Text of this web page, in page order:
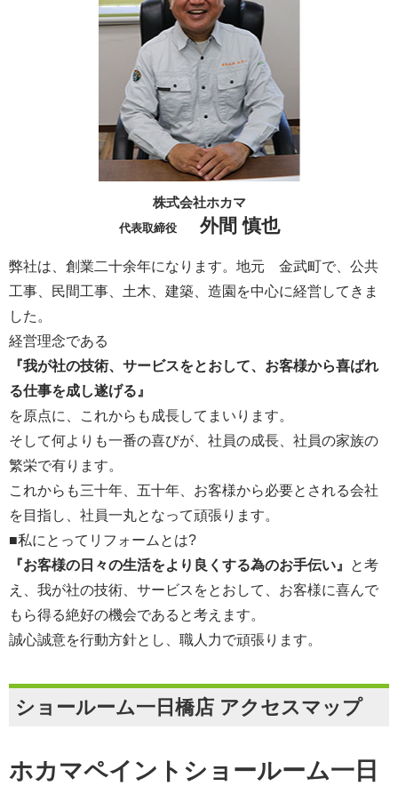
株式会社ホカマ
代表取締役 外間 慎也
弊社は、創業二十余年になります。地元 金武町で、公共
工事、民間工事、土木、建築、造園を中心に経営してきま
した。
経営理念である
『我が社の技術、サービスをとおして、お客様から喜ばれ
る仕事を成し遂げる』
を原点に、これからも成長してまいります。
そして何よりも一番の喜びが、社員の成長、社員の家族の
繁栄で有ります。
これからも三十年、五十年、お客様から必要とされる会社
を目指し、社員一丸となって頑張ります。
■私にとってリフォームとは?
『お客様の日々の生活をより良くする為のお手伝い』
と考
え、我が社の技術、サービスをとおして、お客様に喜んで
もら得る絶好の機会であると考えます。
誠心誠意を行動方針とし、職人力で頑張ります。
ショールーム一日橋店 アクセスマップ
ホカマペイントショールーム一日